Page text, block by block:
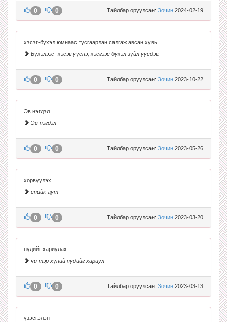
Тайлбар оруулсан: Зочин 2024-02-19
0 0
хэсэг-бүхэл юмнаас тусгаарлан салгаж авсан хувь
Бүхэлээс- хэсэг үүснэ, хэсгээс бүхэл зүйл үүсдэг.
Тайлбар оруулсан: Зочин 2023-10-22
0 0
Эв нэгдэл
Эв нэгдэл
Тайлбар оруулсан: Зочин 2023-05-26
0 0
хөрвүүлэх
спийк-аут
Тайлбар оруулсан: Зочин 2023-03-20
0 0
нүдийг хариулах
чи тэр хүний нүдийг хариул
Тайлбар оруулсан: Зочин 2023-03-13
0 0
үзэсгэлэн